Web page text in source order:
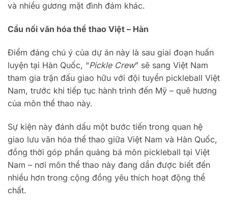
và nhiều gương mặt đình đám khác.
Cầu nối văn hóa thể thao Việt – Hàn
Điểm đáng chú ý của dự án này là sau giai đoạn huấn
luyện tại Hàn Quốc, “Pickle Crew” sẽ sang Việt Nam
tham gia trận đấu giao hữu với đội tuyển pickleball Việt
Nam, trước khi tiếp tục hành trình đến Mỹ – quê hương
của môn thể thao này.
Sự kiện này đánh dấu một bước tiến trong quan hệ
giao lưu văn hóa thể thao giữa Việt Nam và Hàn Quốc,
đồng thời góp phần quảng bá môn pickleball tại Việt
Nam – nơi môn thể thao này đang dần được biết đến
nhiều hơn trong cộng đồng yêu thích hoạt động thể
chất.